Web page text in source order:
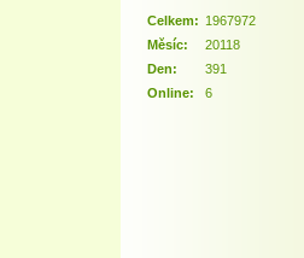
Online: 6
Celkem: 1967972
Měsíc:
20118
Den:
391